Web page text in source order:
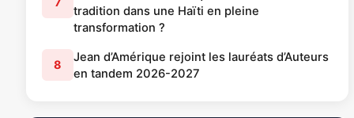
tradition dans une Haïti en pleine
transformation ?
8
Jean d’Amérique rejoint les lauréats d’Auteurs
en tandem 2026-2027